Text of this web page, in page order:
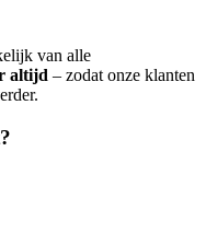
van alle
altijd – zodat onze klanten